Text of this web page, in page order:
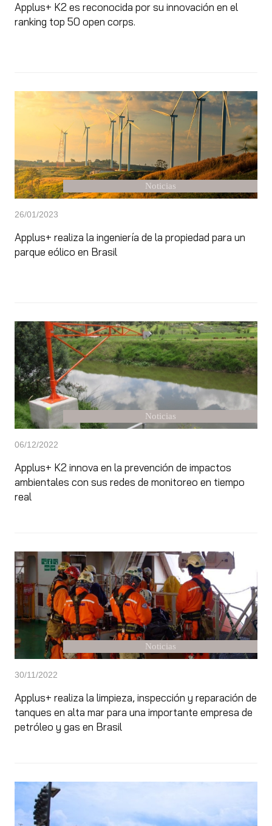
Applus+ K2 es reconocida por su innovación en el
ranking top 50 open corps.
Noticias
26/01/2023
Applus+ realiza la ingeniería de la propiedad para un
parque eólico en Brasil
Noticias
06/12/2022
Applus+ K2 innova en la prevención de impactos
ambientales con sus redes de monitoreo en tiempo
real
Noticias
30/11/2022
Applus+ realiza la limpieza, inspección y reparación de
tanques en alta mar para una importante empresa de
petróleo y gas en Brasil